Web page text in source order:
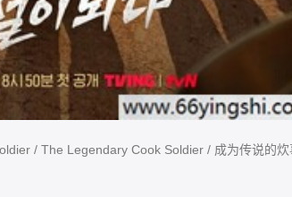
/ The Legendary Cook Soldier / 成为传说的炊